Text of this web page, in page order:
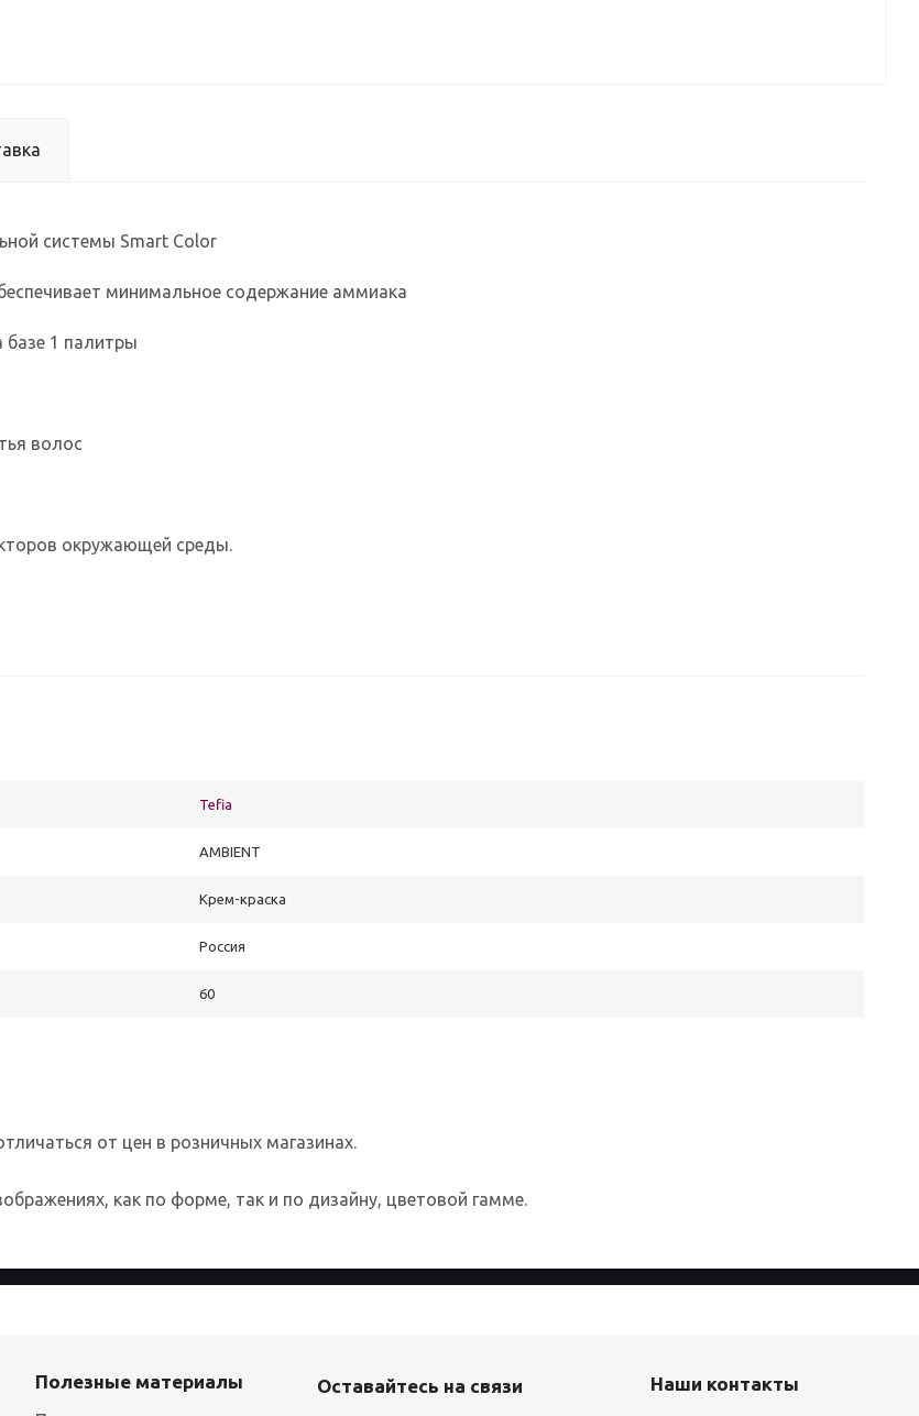
системы Smart Color
минимальное содержание аммиака
базе 1 палитры
волос
окружающей среды.
Tefia
AMBIENT
Крем-краска
Россия
60
от цен в розничных магазинах.
как по форме, так и по дизайну, цветовой гамме.
Полезные материалы Оставайтесь на связи Наши контакты